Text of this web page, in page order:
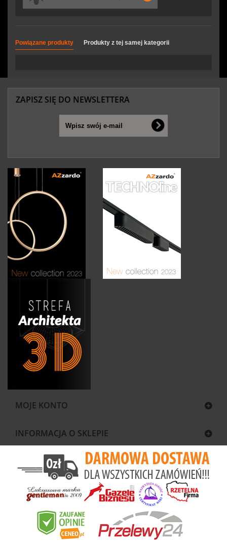
Powiązane produkty Produkty z tej samej kategorii
ZAPISZ SIĘ DO NEWSLETTERA
MOJE KONTO
INFORMACJA O SKLEPIE